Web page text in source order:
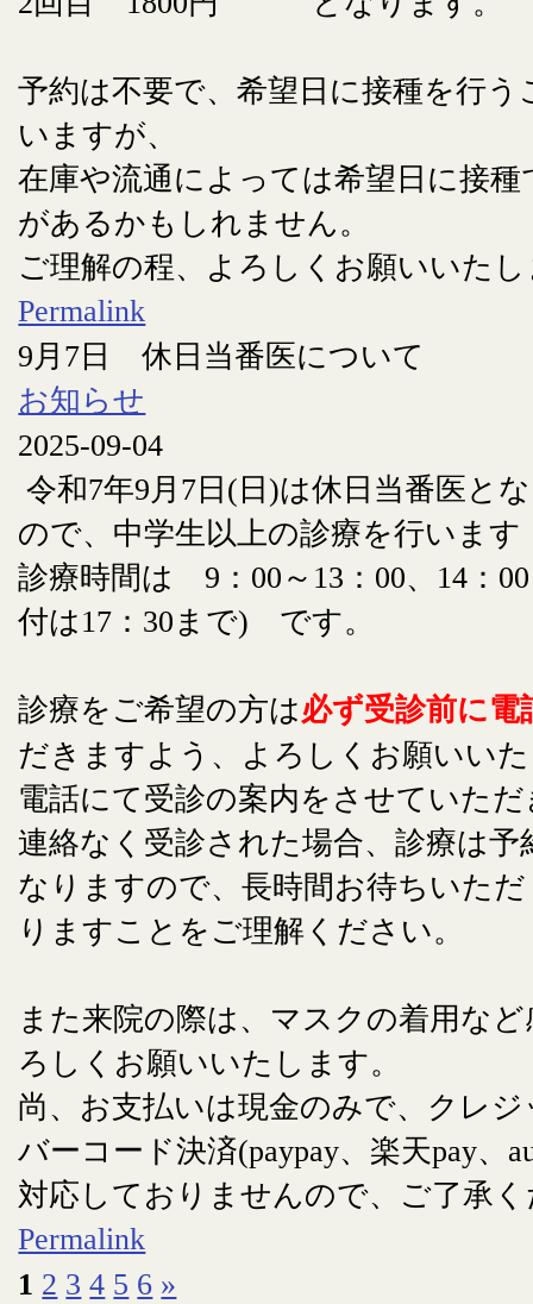
予約は不要で、希望日に接種を行う
いますが、
在庫や流通によっては希望日に接
があるかもしれません。
ご理解の程、よろしくお願いいた
Permalink
9月7日 休日当番医について
お知らせ
2025-09-04
令和7年9月7日(日)は休日当番医と
ので、中学生以上の診療を行います
診療時間は 9：00～13：00、14：
付は17：30まで) です。
診療をご希望の方は必ず受診前に電
だきますよう、よろしくお願いい
電話にて受診の案内をさせていた
連絡なく受診された場合、診療は予
なりますので、長時間お待ちいた
りますことをご理解ください。
また来院の際は、マスクの着用な
ろしくお願いいたします。
尚、お支払いは現金のみで、クレ
バーコード決済(paypay、楽天pay、
対応しておりませんので、ご了承
Permalink
1 2 3 4 5 6 »